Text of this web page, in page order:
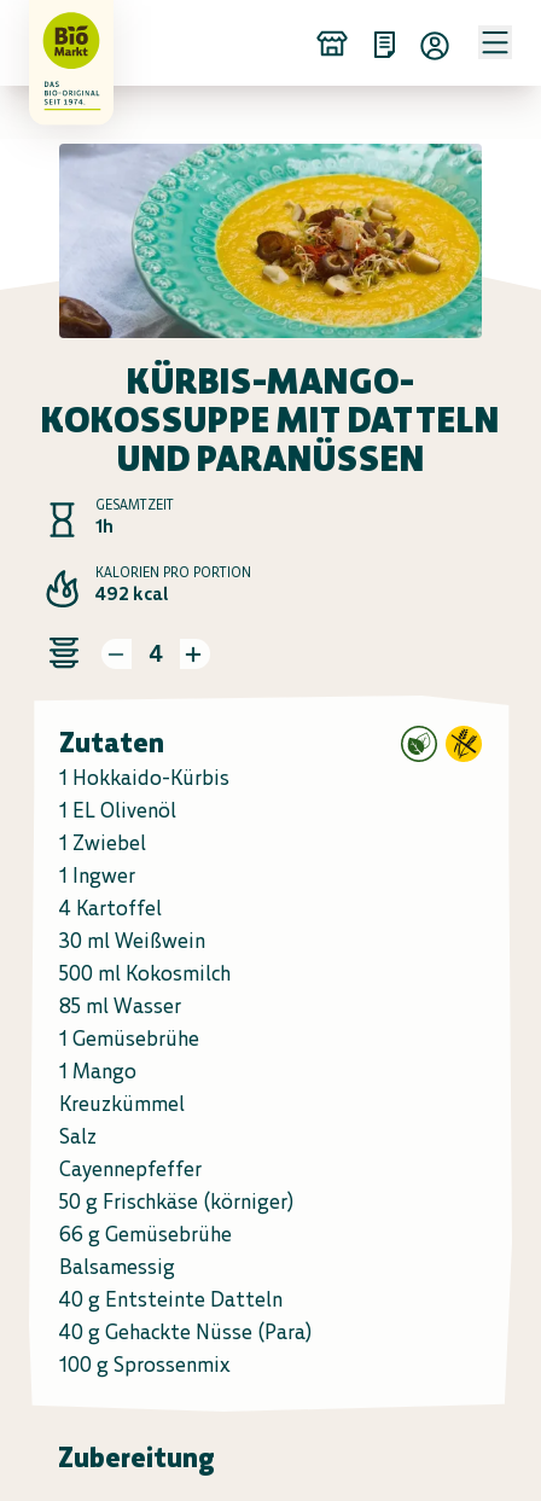
KÜRBIS-MANGO-
KOKOSSUPPE MIT DATTELN
UND PARANÜSSEN
GESAMTZEIT
1h
KALORIEN PRO PORTION
492 kcal
4
Zutaten
1 Hokkaido-Kürbis
1 EL Olivenöl
1 Zwiebel
1 Ingwer
4 Kartoffel
30 ml Weißwein
500 ml Kokosmilch
85 ml Wasser
1 Gemüsebrühe
1 Mango
Kreuzkümmel
Salz
Cayennepfeffer
50 g Frischkäse (körniger)
66 g Gemüsebrühe
Balsamessig
40 g Entsteinte Datteln
40 g Gehackte Nüsse (Para)
100 g Sprossenmix
Zubereitung